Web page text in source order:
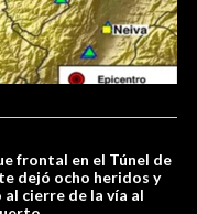
frontal en el Túnel de
dejó ocho heridos y
al cierre de la vía al